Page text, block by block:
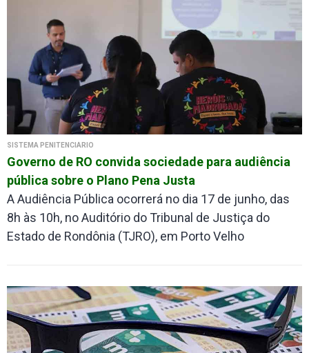
SISTEMA PENITENCIÁRIO
Governo de RO convida sociedade para audiência
pública sobre o Plano Pena Justa
A Audiência Pública ocorrerá no dia 17 de junho, das
8h às 10h, no Auditório do Tribunal de Justiça do
Estado de Rondônia (TJRO), em Porto Velho